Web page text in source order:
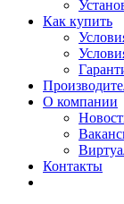
Как купить
О компании
Контакты